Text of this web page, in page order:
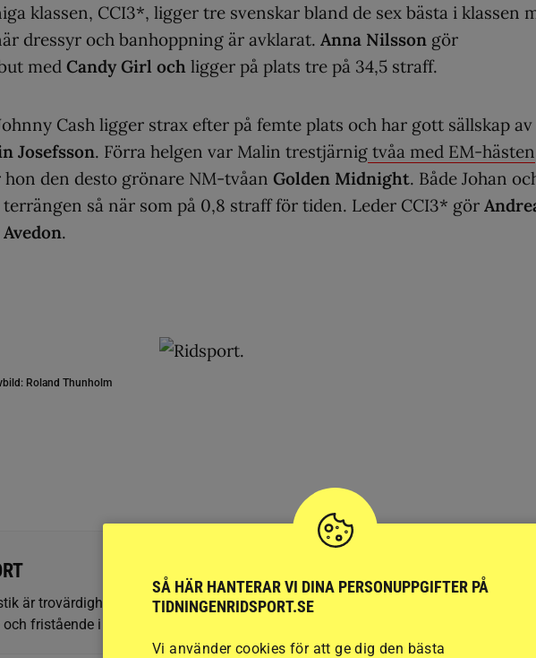
klassen, CCI3*, ligger tre svenskar bland de sex bästa i klassen
dressyr och banhoppning är avklarat. Anna Nilsson gör
med Candy Girl och ligger på plats tre på 34,5 straff.
Cash ligger strax efter på femte plats och har gott sällskap av
Josefsson. Förra helgen var Malin trestjärnig tvåa med EM-hästen
den desto grönare NM-tvåan Golden Midnight. Både Johan
så när som på 0,8 straff för tiden. Leder CCI3* gör
.
Roland Thunholm
är trovärdighet och opartiskhet. Det vi publicerar ska vara sant och relevant.
fristående i förhållande till ekonomiska, privata, politiska och andra intressen.
SÅ HÄR HANTERAR VI DINA PERSONUPPGIFTER PÅ
TIDNINGENRIDSPORT.SE
Vi använder cookies för att ge dig den bästa